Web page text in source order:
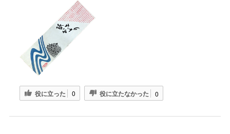
役に立った 0 役に立たなかった 0